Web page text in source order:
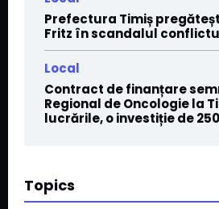
Prefectura Timiș
Fritz în scandalul
Local
Contract de finanțare
Regional de Oncologie la
lucrările, o investiție de 250
Topics